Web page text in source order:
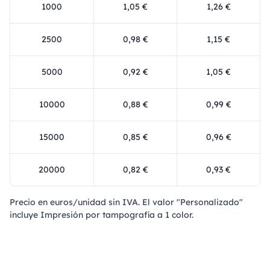
1000 1,05 € 1,26 €
2500 0,98 € 1,15 €
5000 0,92 € 1,05 €
10000 0,88 € 0,99 €
15000 0,85 € 0,96 €
20000 0,82 € 0,93 €
Precio en euros/unidad sin IVA. El valor "Personalizado"
incluye Impresión por tampografía a 1 color.